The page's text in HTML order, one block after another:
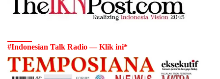
#Indonesian Talk Radio — Klik ini*